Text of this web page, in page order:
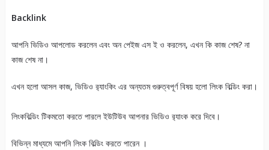
Backlink
আপনি ভিডিও আপলোড করলেন এবং অন পেইজ এস ই ও করলেন, এখন কি কাজ শেষ? না
কাজ শেষ না।
এখন হলো আসল কাজ, ভিডিও র‍্যাংকিং এর অন্যতম গুরুত্বপূর্ণ বিষয় হলো লিংক বিল্ডিং করা।
লিংকবিল্ডিং টিকমতো করতে পারলে ইউটিউব আপনার ভিডিও র‍্যাংক করে দিবে।
বিভিন্ন মাধ্যমে আপনি লিংক বিল্ডিং করতে পারেন ।